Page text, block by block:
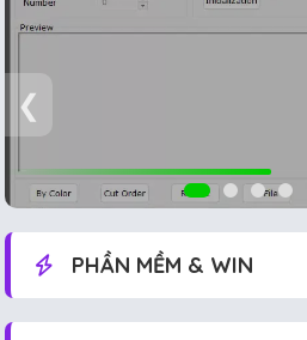
❮
PHẦN MỀM & WIN